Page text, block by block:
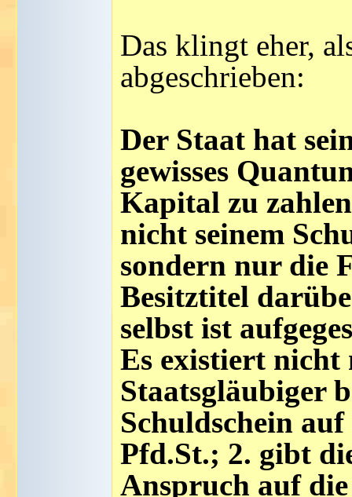
Das klingt eher,
abgeschrieben:
Der Staat hat
gewisses
Kapital zu
nicht seinem
sondern nur die
Besitztitel
selbst ist
Es existiert nicht
Staatsgläubiger
Schuldschein
Pfd.St.; 2. gibt
Anspruch auf